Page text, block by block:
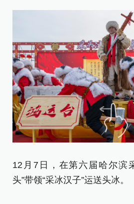
12月7日，在第六届哈尔滨
头”带领“采冰汉子”运送头冰。